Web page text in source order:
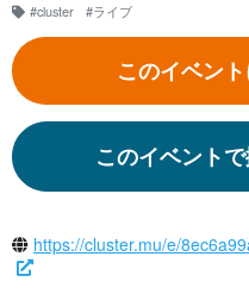
#cluster #ライブ
このイベン
このイベント
https://cluster.mu/e/